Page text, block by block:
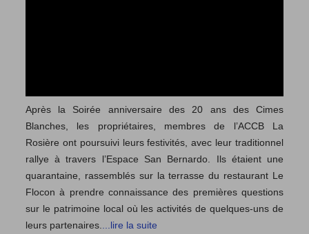
Après la Soirée anniversaire des 20 ans des Cimes
Blanches, les propriétaires, membres de l’ACCB La
Rosière ont poursuivi leurs festivités, avec leur traditionnel
rallye à travers l’Espace San Bernardo. Ils étaient une
quarantaine, rassemblés sur la terrasse du restaurant Le
Flocon à prendre connaissance des premières questions
sur le patrimoine local où les activités de quelques-uns de
leurs partenaires.
...lire la suite